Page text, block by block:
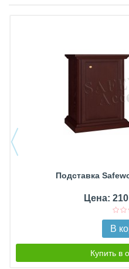
Подставка
Цена:
В
Купить в